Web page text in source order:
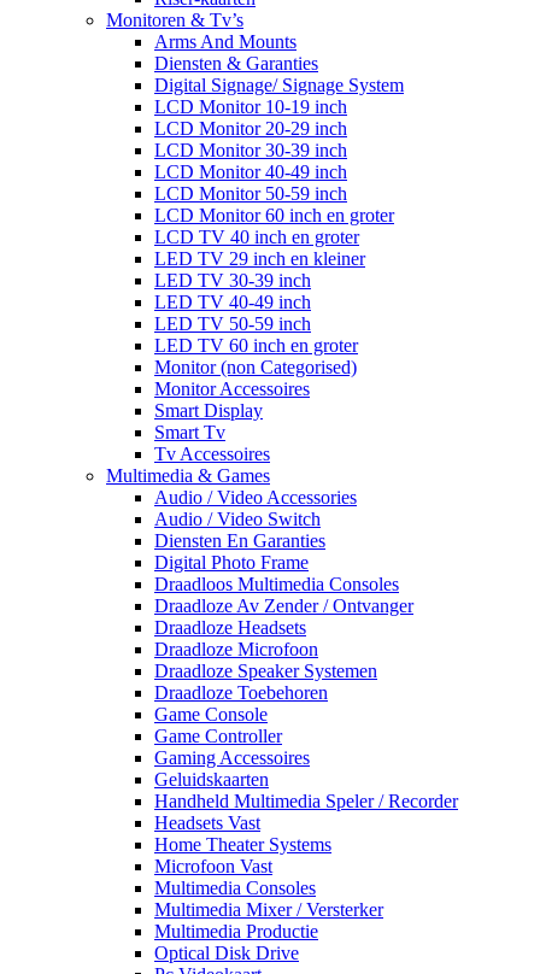
Monitoren & Tv’s
Arms And Mounts
Diensten & Garanties
Digital Signage/ Signage System
LCD Monitor 10-19 inch
LCD Monitor 20-29 inch
LCD Monitor 30-39 inch
LCD Monitor 40-49 inch
LCD Monitor 50-59 inch
LCD Monitor 60 inch en groter
LCD TV 40 inch en groter
LED TV 29 inch en kleiner
LED TV 30-39 inch
LED TV 40-49 inch
LED TV 50-59 inch
LED TV 60 inch en groter
Monitor (non Categorised)
Monitor Accessoires
Smart Display
Smart Tv
Tv Accessoires
Multimedia & Games
Audio / Video Accessories
Audio / Video Switch
Diensten En Garanties
Digital Photo Frame
Draadloos Multimedia Consoles
Draadloze Av Zender / Ontvanger
Draadloze Headsets
Draadloze Microfoon
Draadloze Speaker Systemen
Draadloze Toebehoren
Game Console
Game Controller
Gaming Accessoires
Geluidskaarten
Handheld Multimedia Speler / Recorder
Headsets Vast
Home Theater Systems
Microfoon Vast
Multimedia Consoles
Multimedia Mixer / Versterker
Multimedia Productie
Optical Disk Drive